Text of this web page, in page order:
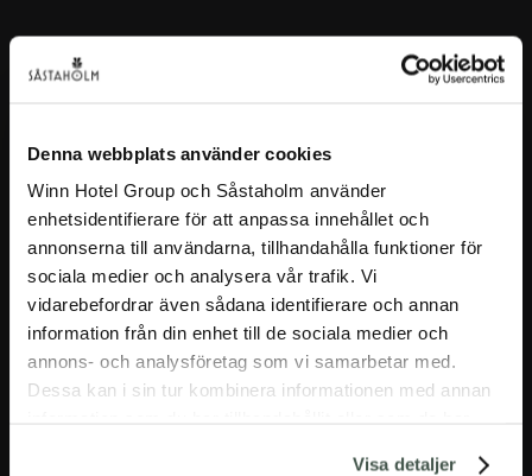
Denna webbplats använder cookies
Winn Hotel Group och Såstaholm använder
enhetsidentifierare för att anpassa innehållet och
annonserna till användarna, tillhandahålla funktioner för
sociala medier och analysera vår trafik. Vi
vidarebefordrar även sådana identifierare och annan
information från din enhet till de sociala medier och
annons- och analysföretag som vi samarbetar med.
Dessa kan i sin tur kombinera informationen med annan
Visa detaljer